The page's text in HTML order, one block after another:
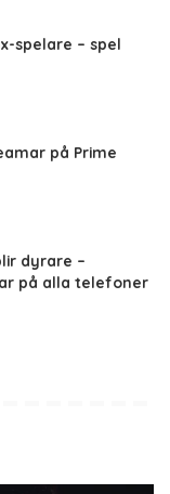
spelare – spel
på Prime
dyrare –
på alla telefoner